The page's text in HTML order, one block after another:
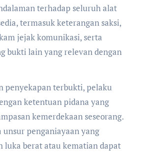
terhadap seluruh alat
termasuk keterangan saksi,
jejak komunikasi, serta
bukti lain yang relevan dengan
penyekapan terbukti, pelaku
ketentuan pidana yang
kemerdekaan seseorang.
unsur penganiayaan yang
luka berat atau kematian dapat